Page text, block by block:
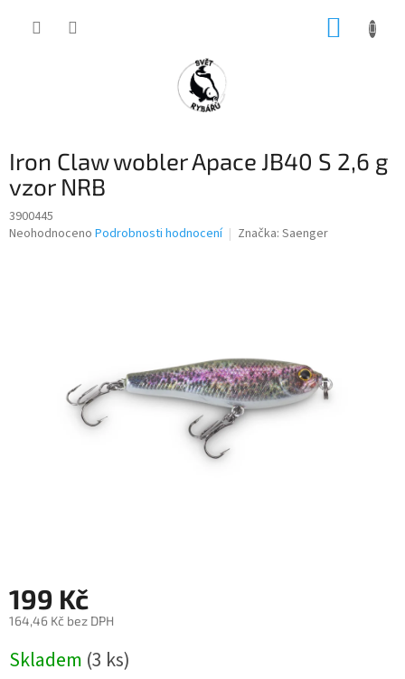
Iron Claw wobler Apace JB40 S 2,6 g
vzor NRB
3900445
Průměrné
Neohodnoceno Podrobnosti hodnocení Značka: Saenger
199 Kč
164,46 Kč bez DPH
cena:
Skladem (3 ks)